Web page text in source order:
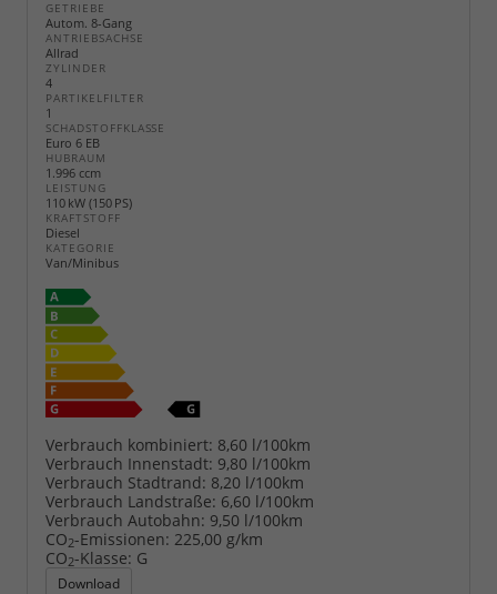
GETRIEBE
Autom. 8-Gang
ANTRIEBSACHSE
Allrad
ZYLINDER
4
PARTIKELFILTER
1
SCHADSTOFFKLASSE
Euro 6 EB
HUBRAUM
1.996 ccm
LEISTUNG
110 kW (150 PS)
KRAFTSTOFF
Diesel
KATEGORIE
Van/Minibus
Verbrauch kombiniert: 8,60 l/100km
Verbrauch Innenstadt: 9,80 l/100km
Verbrauch Stadtrand: 8,20 l/100km
Verbrauch Landstraße: 6,60 l/100km
Verbrauch Autobahn: 9,50 l/100km
CO2-Emissionen: 225,00 g/km
CO2-Klasse: G
Download